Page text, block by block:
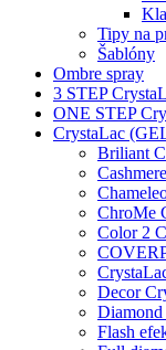
Tipy na
Šablóny
Ombre spray
3 STEP
ONE STEP
CrystaLac
Briliant
Cashmere
ChroMe
Color 2
Decor
Flash